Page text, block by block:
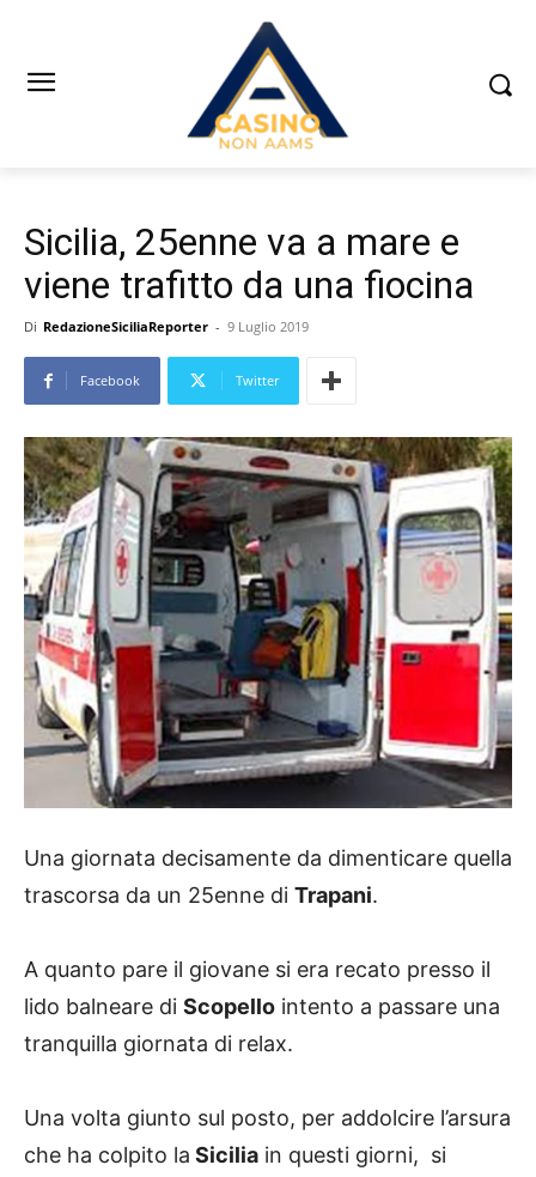
Sicilia, 25enne va a mare e
viene trafitto da una fiocina
Di RedazioneSiciliaReporter - 9 Luglio 2019
Facebook Twitter
Una giornata decisamente da dimenticare quella
trascorsa da un 25enne di Trapani.
A quanto pare il giovane si era recato presso il
lido balneare di Scopello intento a passare una
tranquilla giornata di relax.
Una volta giunto sul posto, per addolcire l’arsura
che ha colpito la Sicilia in questi giorni, si